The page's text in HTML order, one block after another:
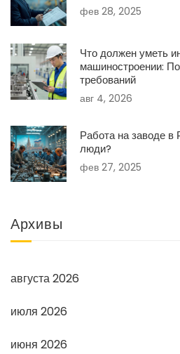
фев 28, 2025
Что должен уметь
машиностроении:
требований
авг 4, 2026
Работа на заводе в
люди?
фев 27, 2025
Архивы
августа 2026
июля 2026
июня 2026